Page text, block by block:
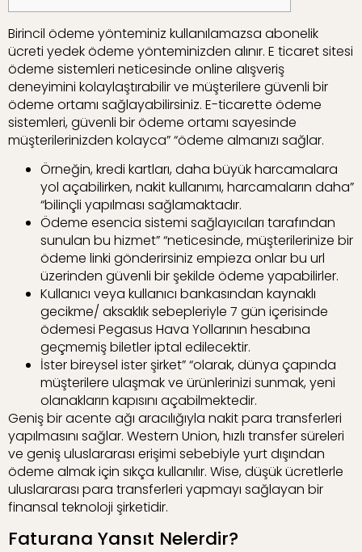
Birincil ödeme yönteminiz kullanılamazsa abonelik
ücreti yedek ödeme yönteminizden alınır. E ticaret sitesi
ödeme sistemleri neticesinde online alışveriş
deneyimini kolaylaştırabilir ve müşterilere güvenli bir
ödeme ortamı sağlayabilirsiniz. E-ticarette ödeme
sistemleri, güvenli bir ödeme ortamı sayesinde
müşterilerinizden kolayca” “ödeme almanızı sağlar.
Örneğin, kredi kartları, daha büyük harcamalara
yol açabilirken, nakit kullanımı, harcamaların daha”
“bilinçli yapılması sağlamaktadır.
Ödeme esencia sistemi sağlayıcıları tarafından
sunulan bu hizmet” “neticesinde, müşterilerinize bir
ödeme linki gönderirsiniz empieza onlar bu url
üzerinden güvenli bir şekilde ödeme yapabilirler.
Kullanıcı veya kullanıcı bankasından kaynaklı
gecikme/ aksaklık sebepleriyle 7 gün içerisinde
ödemesi Pegasus Hava Yollarının hesabına
geçmemiş biletler iptal edilecektir.
İster bireysel ister şirket” “olarak, dünya çapında
müşterilere ulaşmak ve ürünlerinizi sunmak, yeni
olanakların kapısını açabilmektedir.
Geniş bir acente ağı aracılığıyla nakit para transferleri
yapılmasını sağlar. Western Union, hızlı transfer süreleri
ve geniş uluslararası erişimi sebebiyle yurt dışından
ödeme almak için sıkça kullanılır. Wise, düşük ücretlerle
uluslararası para transferleri yapmayı sağlayan bir
finansal teknoloji şirketidir.
Faturana Yansıt Nelerdir?